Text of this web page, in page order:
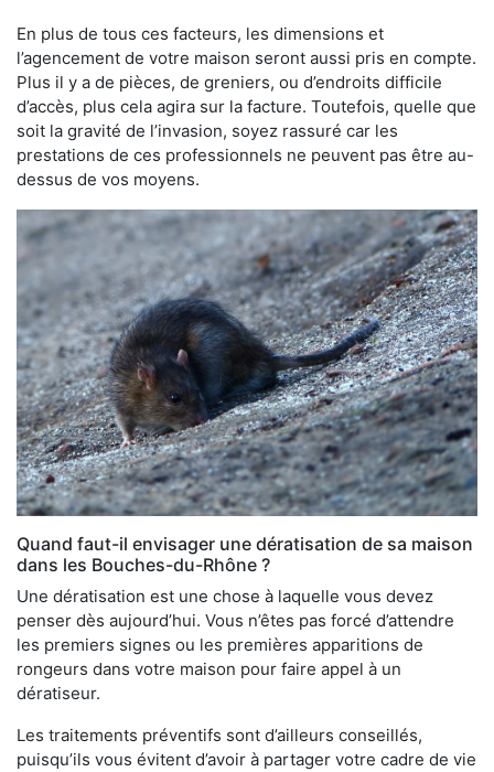
En plus de tous ces facteurs, les dimensions et
l’agencement de votre maison seront aussi pris en compte.
Plus il y a de pièces, de greniers, ou d’endroits difficile
d’accès, plus cela agira sur la facture. Toutefois, quelle que
soit la gravité de l’invasion, soyez rassuré car les
prestations de ces professionnels ne peuvent pas être au-
dessus de vos moyens.
Quand faut-il envisager une dératisation de sa maison
dans les Bouches-du-Rhône ?
Une dératisation est une chose à laquelle vous devez
penser dès aujourd’hui. Vous n’êtes pas forcé d’attendre
les premiers signes ou les premières apparitions de
rongeurs dans votre maison pour faire appel à un
dératiseur.
Les traitements préventifs sont d’ailleurs conseillés,
puisqu’ils vous évitent d’avoir à partager votre cadre de vie